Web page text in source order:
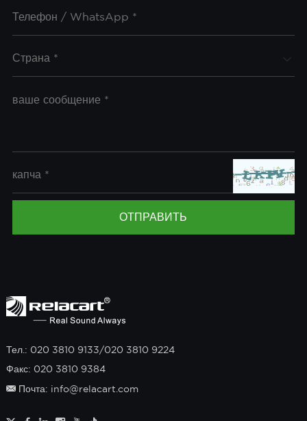
Тел.: 020 3810 9133/020 3810 9224
Факс: 020 3810 9384
Почта: info@relacart.com